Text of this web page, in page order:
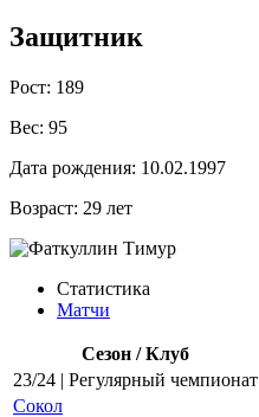
Защитник
Рост: 189
Вес: 95
Дата рождения: 10.02.1997
Возраст: 29 лет
Статистика
Матчи
Сезон / Клуб
23/24 | Регулярный чемпионат
Сокол